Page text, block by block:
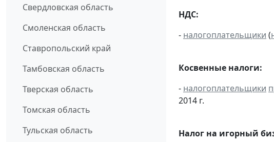
Свердловская область
Смоленская область
Ставропольский край
Тамбовская область
Тверская область
Томская область
Тульская область
НДС:
- налогоплательщики (
Косвенные налоги:
- налогоплательщики
2014 г.
Налог на игорный